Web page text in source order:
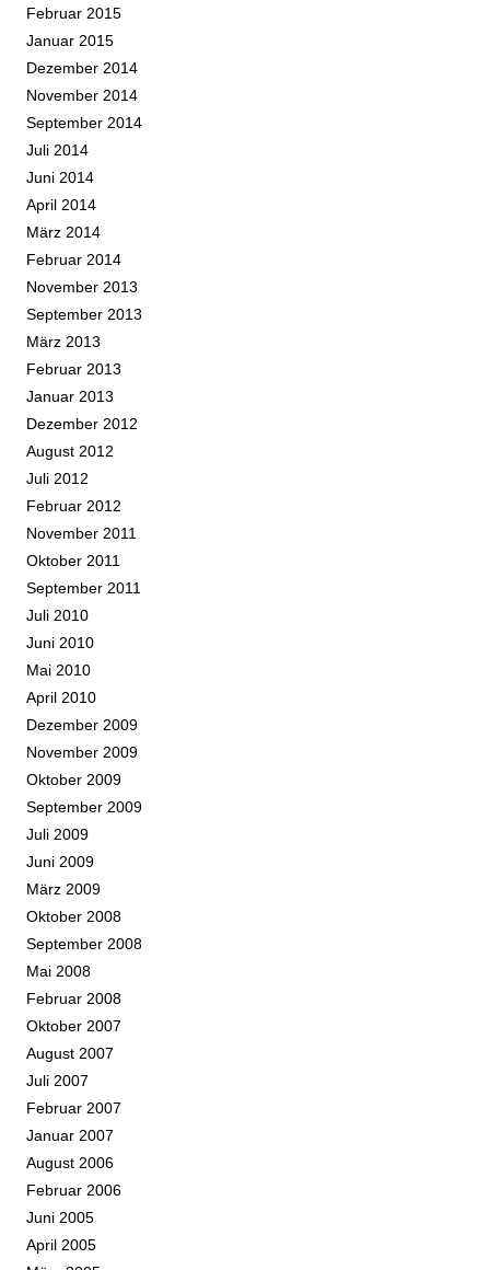
Februar 2015
Januar 2015
Dezember 2014
November 2014
September 2014
Juli 2014
Juni 2014
April 2014
März 2014
Februar 2014
November 2013
September 2013
März 2013
Februar 2013
Januar 2013
Dezember 2012
August 2012
Juli 2012
Februar 2012
November 2011
Oktober 2011
September 2011
Juli 2010
Juni 2010
Mai 2010
April 2010
Dezember 2009
November 2009
Oktober 2009
September 2009
Juli 2009
Juni 2009
März 2009
Oktober 2008
September 2008
Mai 2008
Februar 2008
Oktober 2007
August 2007
Juli 2007
Februar 2007
Januar 2007
August 2006
Februar 2006
Juni 2005
April 2005